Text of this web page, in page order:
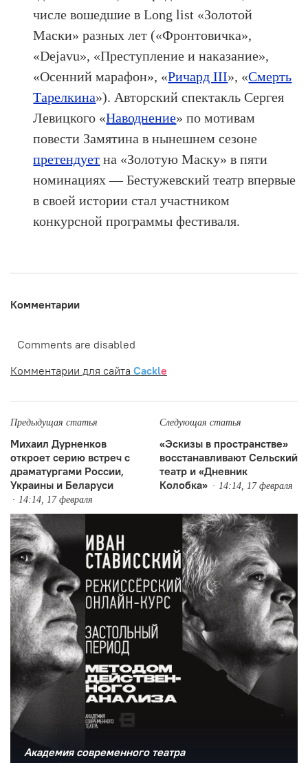
числе вошедшие в Long list «Золотой
Маски» разных лет («Фронтовичка»,
«Dejavu», «Преступление и наказание»,
«Осенний марафон», «Ричард III», «Смерть
Тарелкина»). Авторский спектакль Сергея
Левицкого «Наводнение» по мотивам
повести Замятина в нынешнем сезоне
претендует на «Золотую Маску» в пяти
номинациях — Бестужевский театр впервые
в своей истории стал участником
конкурсной программы фестиваля.
Комментарии
Comments are disabled
Комментарии для сайта Cackle
Предыдущая статья
Михаил Дурненков
откроет серию встреч с
драматургами России,
Украины и Беларуси
14:14, 17 февраля
Следующая статья
«Эскизы в пространстве»
восстанавливают Сельский
театр и «Дневник
Колобка»
14:14, 17 февраля
Академия современного театра